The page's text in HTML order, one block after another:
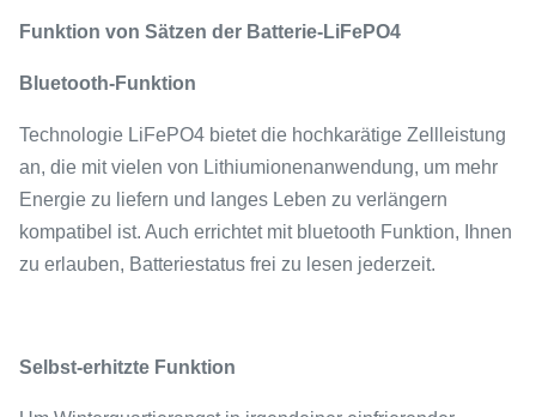
Funktion von Sätzen der Batterie-LiFePO4
Bluetooth-Funktion
Technologie LiFePO4 bietet die hochkarätige Zellleistung
an, die mit vielen von Lithiumionenanwendung, um mehr
Energie zu liefern und langes Leben zu verlängern
kompatibel ist. Auch errichtet mit bluetooth Funktion, Ihnen
zu erlauben, Batteriestatus frei zu lesen jederzeit.
Selbst-erhitzte Funktion